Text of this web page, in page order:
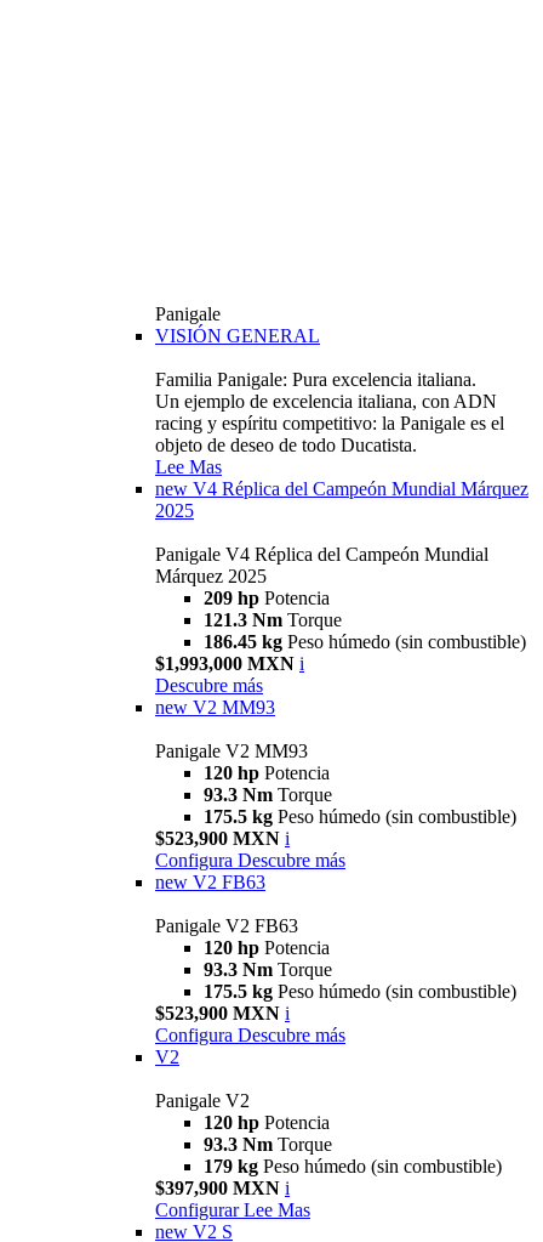
Panigale
VISIÓN GENERAL
Familia Panigale: Pura excelencia italiana.
Un ejemplo de excelencia italiana, con ADN
racing y espíritu competitivo: la Panigale es el
objeto de deseo de todo Ducatista.
Lee Mas
new V4 Réplica del Campeón Mundial Márquez
2025
Panigale V4 Réplica del Campeón Mundial
Márquez 2025
209 hp Potencia
121.3 Nm Torque
186.45 kg Peso húmedo (sin combustible)
$1,993,000 MXN i
Descubre más
new V2 MM93
Panigale V2 MM93
120 hp Potencia
93.3 Nm Torque
175.5 kg Peso húmedo (sin combustible)
$523,900 MXN i
Configura Descubre más
new V2 FB63
Panigale V2 FB63
120 hp Potencia
93.3 Nm Torque
175.5 kg Peso húmedo (sin combustible)
$523,900 MXN i
Configura Descubre más
V2
Panigale V2
120 hp Potencia
93.3 Nm Torque
179 kg Peso húmedo (sin combustible)
$397,900 MXN i
Configurar Lee Mas
new V2 S